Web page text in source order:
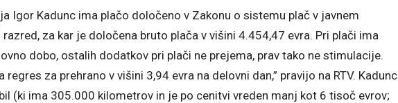
Igor Kadunc ima plačo določeno v Zakonu o sistemu plač v javnem
za kar je določena bruto plača v višini 4.454,47 evra. Pri plači ima
dobo, ostalih dodatkov pri plači ne prejema, prav tako ne stimulacije.
za prehrano v višini 3,94 evra na delovni dan,” pravijo na RTV. Kadunc
(ki ima 305.000 kilometrov in je po cenitvi vreden manj kot 6 tisoč evrov;